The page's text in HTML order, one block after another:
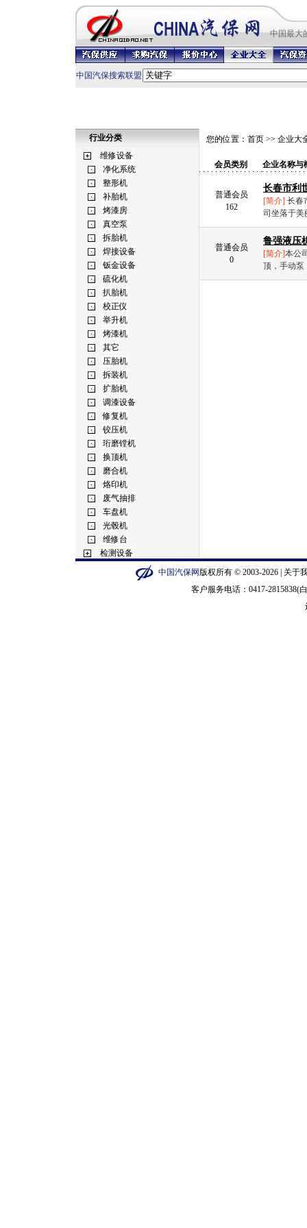
中国最大
中国汽保搜索联盟
行业分类 您的位置： 首页 >> 企业大
会员类别 企业名称与
普通会员
162
长春市利
[简介] 长春
司坐落于
普通会员
0
鲁强液压
[简介]本公
顶，手动泵
中国汽保网版权所有 © 2003-2026 | 关于
客户服务电话：0417-